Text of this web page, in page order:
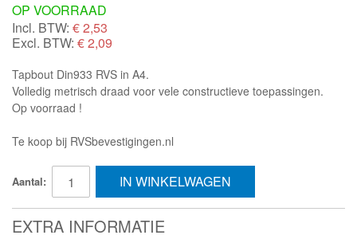
OP VOORRAAD
Incl. BTW: €2,53
Excl. BTW: € 2,09
Tapbout Din933 RVS in A4.
Volledig metrisch draad voor vele constructieve toepassingen.
Op voorraad !
Te koop bij RVSbevestigingen.nl
Aantal: IN WINKELWAGEN
EXTRA INFORMATIE